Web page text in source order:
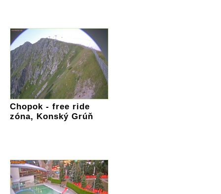
Chopok - free ride
zóna, Konský Grúň